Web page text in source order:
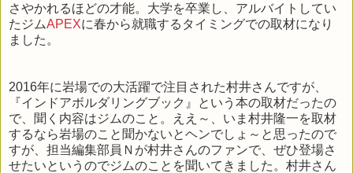
さやかれるほどの才能。大学を卒業し、アルバイトしてい
たジムAPEXに春から就職するタイミングでの取材になり
ました。
2016年に岩場での大活躍で注目された村井さんですが、
『インドアボルダリングブック』という本の取材だったの
で、聞く内容はジムのこと。ええ～、いま村井隆一を取材
するなら岩場のこと聞かないとヘンでしょ～と思ったので
すが、担当編集部員Ｎが村井さんのファンで、ぜひ登場さ
せたいというのでジムのことを聞いてきました。村井さん